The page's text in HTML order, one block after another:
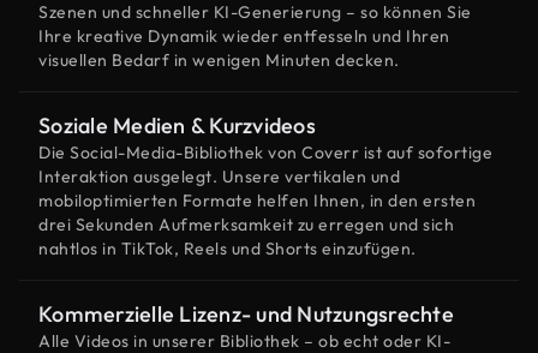
Szenen und schneller KI-Generierung – so können Sie
Ihre kreative Dynamik wieder entfesseln und Ihren
visuellen Bedarf in wenigen Minuten decken.
Soziale Medien & Kurzvideos
Die Social-Media-Bibliothek von Coverr ist auf sofortige
Interaktion ausgelegt. Unsere vertikalen und
mobiloptimierten Formate helfen Ihnen, in den ersten
drei Sekunden Aufmerksamkeit zu erregen und sich
nahtlos in TikTok, Reels und Shorts einzufügen.
Kommerzielle Lizenz- und Nutzungsrechte
Alle Videos in unserer Bibliothek – ob echt oder KI-